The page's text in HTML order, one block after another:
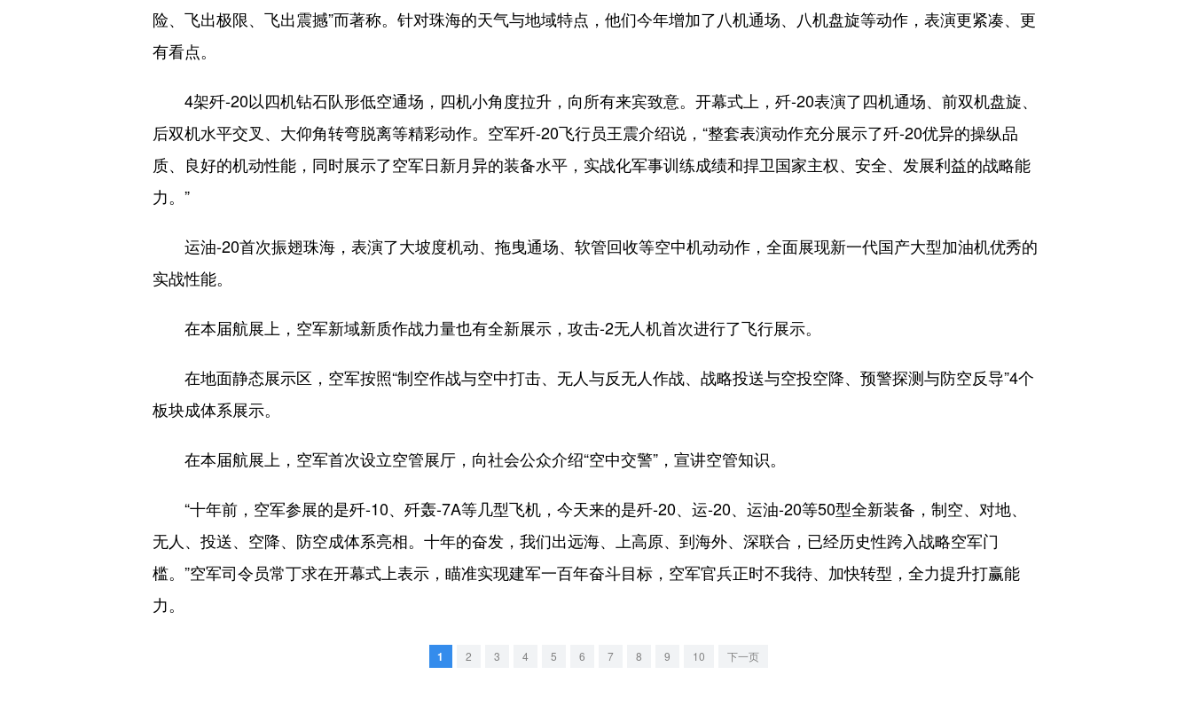
险、飞出极限、飞出震撼”而著称。针对珠海的天气与地域特点，他们今年增加了八机通场、八机盘旋等动作，表演更紧凑、更
有看点。
4架歼-20以四机钻石队形低空通场，四机小角度拉升，向所有来宾致意。开幕式上，歼-20表演了四机通场、前双机盘旋、
后双机水平交叉、大仰角转弯脱离等精彩动作。空军歼-20飞行员王震介绍说，“整套表演动作充分展示了歼-20优异的操纵品
质、良好的机动性能，同时展示了空军日新月异的装备水平，实战化军事训练成绩和捍卫国家主权、安全、发展利益的战略能
力。”
运油-20首次振翅珠海，表演了大坡度机动、拖曳通场、软管回收等空中机动动作，全面展现新一代国产大型加油机优秀的
实战性能。
在本届航展上，空军新域新质作战力量也有全新展示，攻击-2无人机首次进行了飞行展示。
在地面静态展示区，空军按照“制空作战与空中打击、无人与反无人作战、战略投送与空投空降、预警探测与防空反导”4个
板块成体系展示。
在本届航展上，空军首次设立空管展厅，向社会公众介绍“空中交警”，宣讲空管知识。
“十年前，空军参展的是歼-10、歼轰-7A等几型飞机，今天来的是歼-20、运-20、运油-20等50型全新装备，制空、对地、
无人、投送、空降、防空成体系亮相。十年的奋发，我们出远海、上高原、到海外、深联合，已经历史性跨入战略空军门
槛。”空军司令员常丁求在开幕式上表示，瞄准实现建军一百年奋斗目标，空军官兵正时不我待、加快转型，全力提升打赢能
力。
1 2 3 4 5 6 7 8 9 10 下一页